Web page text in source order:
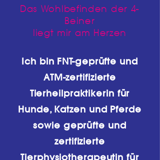
Das Wohlbefinden der 4-
Beiner
liegt mir am Herzen
Ich bin FNT-geprüfte und
ATM-zertifizierte
Tierheilpraktikerin für
Hunde, Katzen und Pferde
sowie geprüfte und
zertifizierte
Tierphysiotherapeutin für